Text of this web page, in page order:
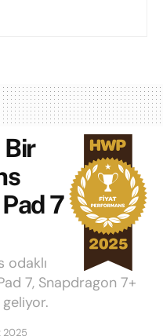
Bir
7
odaklı
7, Snapdragon 7+
2025